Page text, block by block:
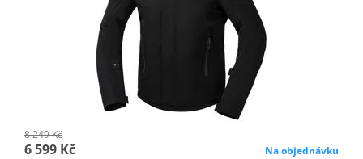
8 249 Kč
6 599 Kč Na objednávku